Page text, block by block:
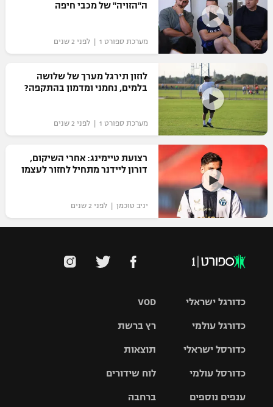
ה"הזויה" של מכבי חיפה
מערכת ספורט 1 | לפני 2 שנים
לוזון תירגל מערך של שלושה
בלמים, נחמני ומדמון בהתקפה?
מערכת ספורט 1 | לפני 2 שנים
רצועת טיימינג: אחרי השיקום,
דורון ליידנר מתחיל לחזור לעצמו
יניב טוכמן | לפני 2 שנים
VOD
רץ ברשת
תוצאות
לוח שידורים
ברחבה
כדורגל ישראלי
גביע הטוטו
כדורגל עולמי
האלופות
ליגה
כדורסל ישראלי
סל
כדורסל עולמי
ענפים נוספים